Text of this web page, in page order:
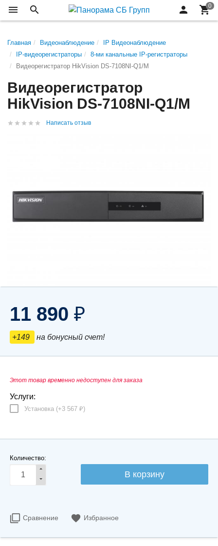
Главная Видеонаблюдение
IP Видеонаблюдение
IP-видеорегистраторы
8-ми канальные IP-регистраторы
Видеорегистратор HikVision DS-7108NI-Q1/M
Видеорегистратор
HikVision DS-7108NI-Q1/M
Написать отзыв
11 890 ₽
+149 на бонусный счет!
Этот товар временно недоступен для заказа
Услуги:
Установка (+3 567 ₽)
Количество:
Сравнение Избранное